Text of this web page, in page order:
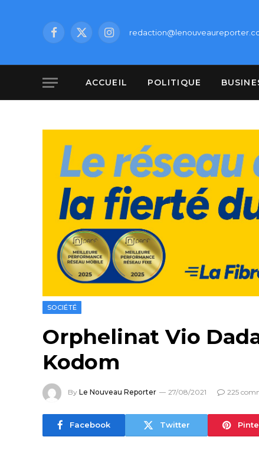
Facebook
X
Instagram
ACCUEIL POLITIQUE
SOCIÉTÉ
Orphelinat Vio
Kodom
By Le Nouveau Reporter 27/08/2021 225
Facebook Twitter